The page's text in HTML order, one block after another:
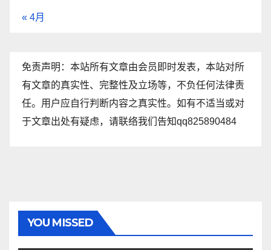
« 4月
免责声明：本站所有文章由会员即时发表，本站对所
有文章的真实性、完整性及立场等，不负任何法律责
任。用户应自行判断内容之真实性。如有不适当或对
于文章出处有疑虑，请联络我们告知qq825890484
YOU MISSED